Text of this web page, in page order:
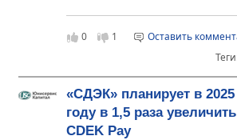
продавца появляется больше
нюансы доставки.
0 1
Оставить
«СДЭК» планирует в 2025
году в 1,5 раза
CDEK Pay